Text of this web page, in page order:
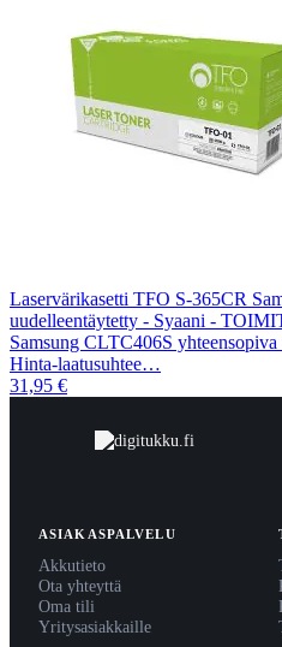
Laservärikasetti TFO S-365CR
uudelleentäytetty - Syaani -
Samsung CLTC406S
Hinta-laatusuhtee…
31,95 €
ASIAKASPALVELU
Akkutieto
Ota yhteyttä
Oma tili
Yritysasiakkaille